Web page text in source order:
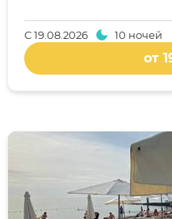
С19.08.2026 10 ночей
от